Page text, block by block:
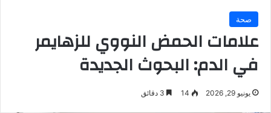
صحة
علامات الحمض النووي للزهايمر
في الدم: البحوث الجديدة
يونيو 29, 2026 14